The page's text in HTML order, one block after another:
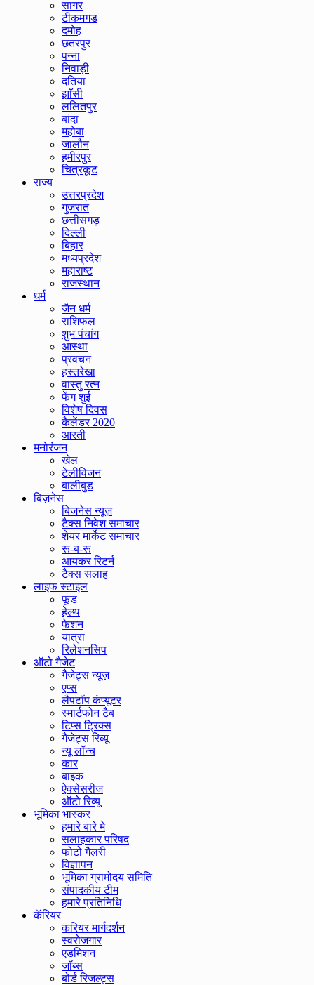
सागर
टीकमगड
दमोह
छतरपुर
पन्ना
निवाड़ी
दतिया
झाँसी
ललितपुर
बांदा
महोबा
जालौन
हमीरपुर
चित्रकूट
राज्य
उत्तरप्रदेश
गुजरात
छत्तीसगड़
दिल्ली
बिहार
मध्यप्रदेश
महाराष्ट
राजस्थान
धर्म
जैन धर्म
राशिफल
शुभ पंचांग
आस्था
प्रवचन
हस्तरेखा
वास्तु रत्न
फेंग शुई
विशेष दिवस
कैलेंडर 2020
आरती
मनोरंजन
खेल
टेलीविजन
बालीबुड
बिज़नेस
बिजनेस न्यूज़
टैक्स निवेश समाचार
शेयर मार्केट समाचार
रू-ब-रू
आयकर रिटर्न
टैक्स सलाह
लाइफ स्टाइल
फूड
हेल्थ
फेशन
यात्रा
रिलेशनसिप
ऑटो गैजेट
गैजेट्स न्यूज़
एप्स
लैपटॉप कंप्यूटर
स्मार्टफोन टैब
टिप्स ट्रिक्स
गैजेट्स रिव्यू
न्यू लॉन्च
कार
बाइक
ऐक्सेसरीज
ऑटो रिव्यू
भूमिका भास्कर
हमारे बारे मे
सलाहकार परिषद
फोटो गैलरी
विज्ञापन
भूमिका ग्रामोदय समिति
संपादकीय टीम
हमारे प्रतिनिधि
कॅरियर
करियर मार्गदर्शन
स्वरोजगार
एडमिशन
जॉब्स
बोर्ड रिजल्ट्स